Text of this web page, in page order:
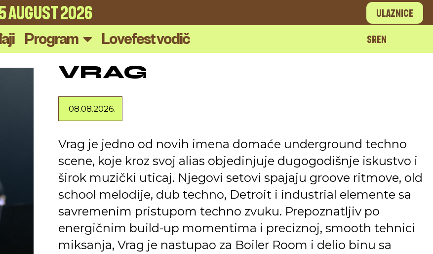
AUGUST 2026 Ulaznice
Program Lovefest vodič SREN
VRAG
08.08.2026.
Vrag je jedno od novih imena domaće underground techno
scene, koje kroz svoj alias objedinjuje dugogodišnje iskustvo i
širok muzički uticaj. Njegovi setovi spajaju groove ritmove, old
school melodije, dub techno, Detroit i industrial elemente sa
savremenim pristupom techno zvuku. Prepoznatljiv po
energičnim build-up momentima i preciznoj, smooth tehnici
miksanja, Vrag je nastupao za Boiler Room i delio binu sa